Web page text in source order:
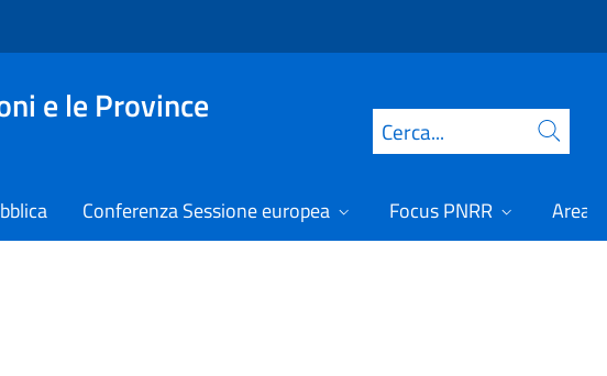
e le Province
Cerca
Conferenza Sessione europea Focus PNRR Area